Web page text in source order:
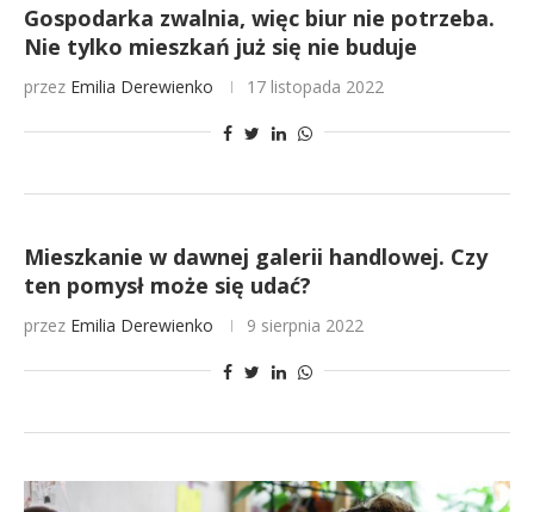
Gospodarka zwalnia, więc biur nie potrzeba.
Nie tylko mieszkań już się nie buduje
przez Emilia Derewienko 17 listopada 2022
Mieszkanie w dawnej galerii handlowej. Czy
ten pomysł może się udać?
przez Emilia Derewienko 9 sierpnia 2022